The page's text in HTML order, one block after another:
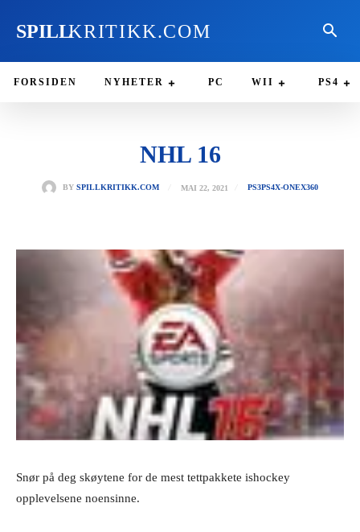
SPILLKRITIKK.COM
FORSIDEN NYHETER PC WII PS4
NHL 16
BY SPILLKRITIKK.COM MAI 22, 2021 PS3PS4X-ONEX360
Snør på deg skøytene for de mest tettpakkete ishockey
opplevelsene noensinne.